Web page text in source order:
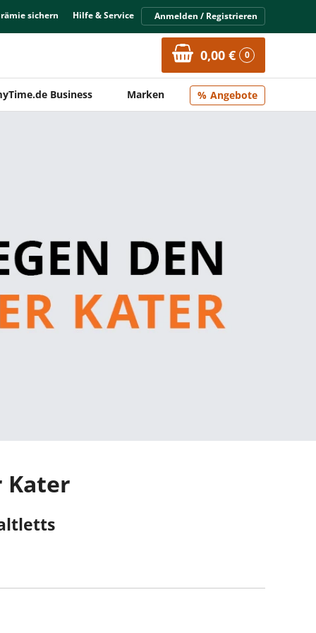
sichern Hilfe & Service Anmelden / Registrieren
0,00 € 0
Business Marken Angebote
Kater